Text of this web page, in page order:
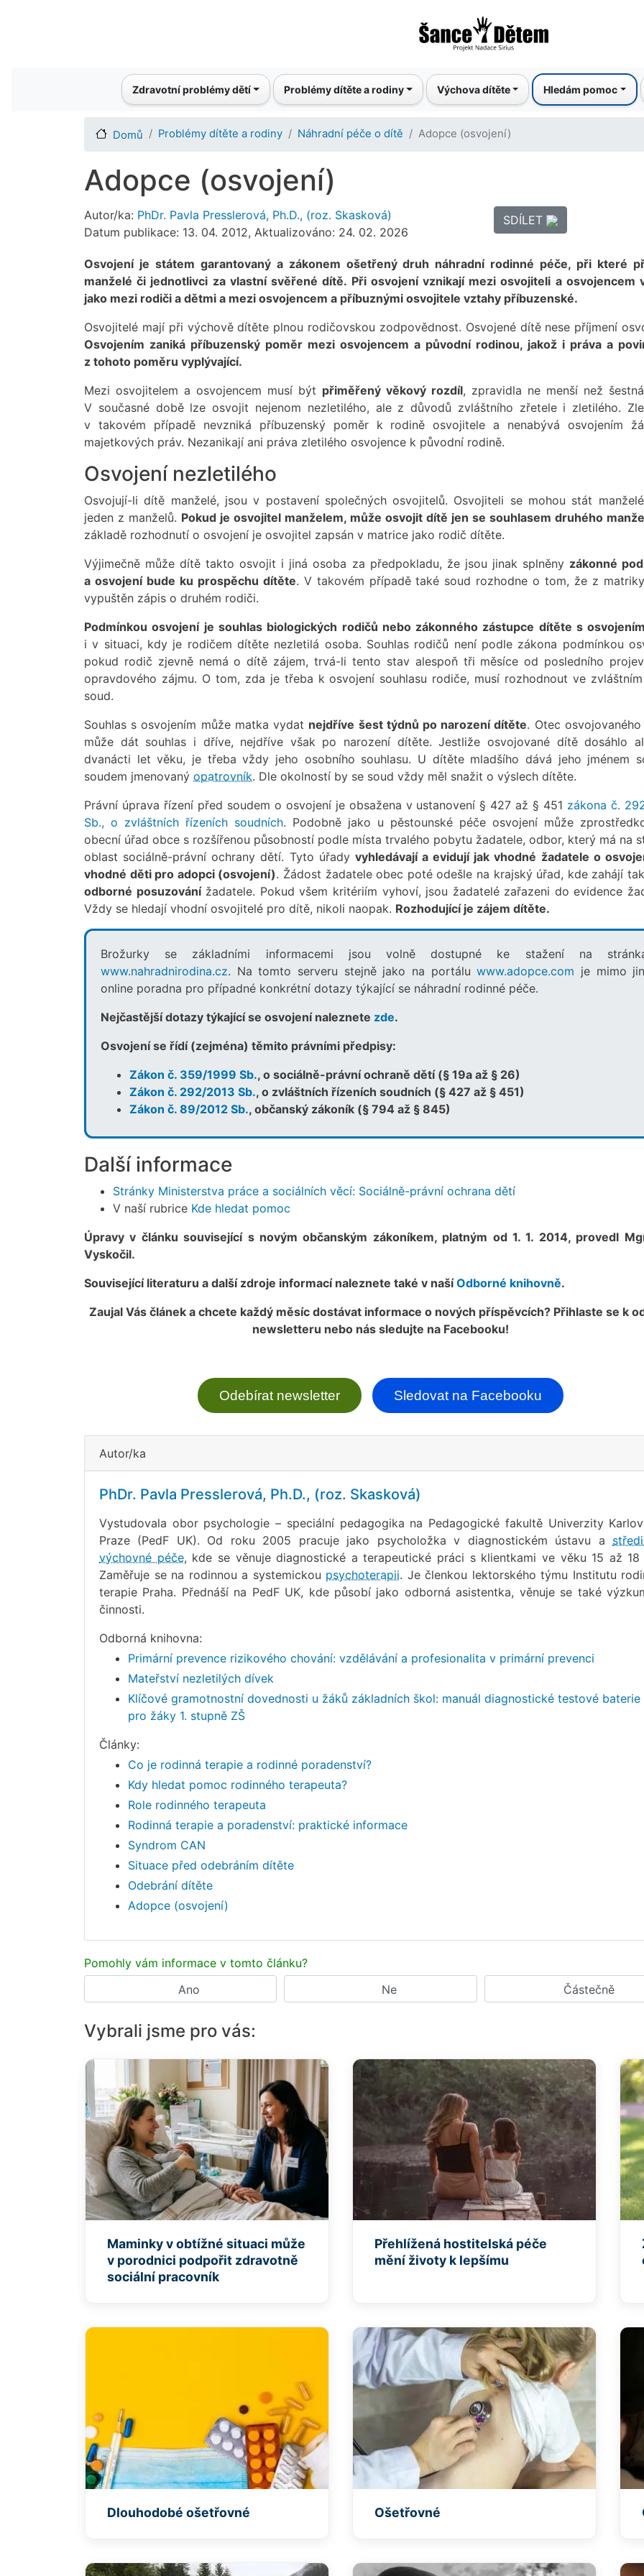
k
hlavnímu
Main navigationZdravotní problémy dětí Problémy dítěte a rodiny Výchova dítěte Hledám pomoc
Domů Problémy dítěte a rodiny Náhradní péče o dítě Adopce (osvojení)
Adopce (osvojení)
Autor/ka: PhDr. Pavla Presslerová, Ph.D., (roz. Skasková)
Datum publikace: 13. 04. 2012, Aktualizováno: 24. 02. 2026
SDÍLET
Osvojení je státem garantovaný a zákonem ošetřený druh náhradní rodinné péče, při které
manželé či jednotlivci za vlastní svěřené dítě. Při osvojení vznikají mezi osvojiteli a osvojencem
jako mezi rodiči a dětmi a mezi osvojencem a příbuznými osvojitele vztahy příbuzenské.
Osvojitelé mají při výchově dítěte plnou rodičovskou zodpovědnost. Osvojené dítě nese příjmení
Osvojením zaniká příbuzenský poměr mezi osvojencem a původní rodinou, jakož i práva a
z tohoto poměru vyplývající.
Mezi osvojitelem a osvojencem musí být přiměřený věkový rozdíl, zpravidla ne menší než
V současné době lze osvojit nejenom nezletilého, ale z důvodů zvláštního zřetele i zletilého.
v takovém případě nevzniká příbuzenský poměr k rodině osvojitele a nenabývá osvojením
majetkových práv. Nezanikají ani práva zletilého osvojence k původní rodině.
Osvojení nezletilého
Osvojují-li dítě manželé, jsou v postavení společných osvojitelů. Osvojiteli se mohou stát
jeden z manželů. Pokud je osvojitel manželem, může osvojit dítě jen se souhlasem druhého
základě rozhodnutí o osvojení je osvojitel zapsán v matrice jako rodič dítěte.
Výjimečně může dítě takto osvojit i jiná osoba za předpokladu, že jsou jinak splněny zákonné
a osvojení bude ku prospěchu dítěte. V takovém případě také soud rozhodne o tom, že z
vypuštěn zápis o druhém rodiči.
Podmínkou osvojení je souhlas biologických rodičů nebo zákonného zástupce dítěte s osvojením
i v situaci, kdy je rodičem dítěte nezletilá osoba. Souhlas rodičů není podle zákona podmínkou
pokud rodič zjevně nemá o dítě zájem, trvá-li tento stav alespoň tři měsíce od posledního
opravdového zájmu. O tom, zda je třeba k osvojení souhlasu rodiče, musí rozhodnout ve
soud.
Souhlas s osvojením může matka vydat nejdříve šest týdnů po narození dítěte. Otec
může dát souhlas i dříve, nejdříve však po narození dítěte. Jestliže osvojované dítě dosáhlo
dvanácti let věku, je třeba vždy jeho osobního souhlasu. U dítěte mladšího dává jeho jménem
soudem jmenovaný opatrovník. Dle okolností by se soud vždy měl snažit o výslech dítěte.
Právní úprava řízení před soudem o osvojení je obsažena v ustanovení § 427 až § 451 zákona č.
Sb., o zvláštních řízeních soudních. Podobně jako u pěstounské péče osvojení může
obecní úřad obce s rozšířenou působností podle místa trvalého pobytu žadatele, odbor, který má na
oblast sociálně-právní ochrany dětí. Tyto úřady vyhledávají a evidují jak vhodné žadatele o
vhodné děti pro adopci (osvojení). Žádost žadatele obec poté odešle na krajský úřad, kde zahájí
odborné posuzovánížadatele. Pokud všem kritériím vyhoví, jsou žadatelé zařazeni do evidence
Vždy se hledají vhodní osvojitelé pro dítě, nikoli naopak. Rozhodující je zájem dítěte.
Brožurky se základními informacemi jsou volně dostupné ke stažení na
www.nahradnirodina.cz. Na tomto serveru stejně jako na portáluwww.adopce.com je mimo
online poradna pro případné konkrétní dotazy týkající se náhradní rodinné péče.
Nejčastější dotazy týkající se osvojení naleznete zde.
Osvojení se řídí (zejména) těmito právními předpisy:
Zákon č. 359/1999 Sb., o sociálně-právní ochraně dětí (§ 19a až § 26)
Zákon č. 292/2013 Sb., o zvláštních řízeních soudních (§ 427 až § 451)
Zákon č. 89/2012 Sb., občanský zákoník (§ 794 až § 845)
Další informace
Stránky Ministerstva práce a sociálních věcí: Sociálně-právní ochrana dětí
V naší rubrice Kde hledat pomoc
Úpravy v článku související s novým občanským zákoníkem, platným od 1. 1. 2014, provedl
Vyskočil.
Související literaturu a další zdroje informací naleznete také v našíOdborné knihovně.
Zaujal Vás článek a chcete každý měsíc dostávat informace o nových příspěvcích? Přihlaste se k
newsletteru nebo nás sledujte na Facebooku!
Odebírat newsletter Sledovat na Facebooku
Autor/ka
PhDr. Pavla Presslerová, Ph.D., (roz. Skasková)
Vystudovala obor psychologie – speciální pedagogika na Pedagogické fakultě Univerzity
Praze (PedF UK). Od roku 2005 pracuje jako psycholožka v diagnostickém ústavu a
výchovné péče, kde se věnuje diagnostické a terapeutické práci s klientkami ve věku 15 až 18
Zaměřuje se na rodinnou a systemickou psychoterapii. Je členkou lektorského týmu Institutu
terapie Praha. Přednáší na PedF UK, kde působí jako odborná asistentka, věnuje se také
činnosti.
Odborná knihovna:
Primární prevence rizikového chování: vzdělávání a profesionalita v primární prevenci
Mateřství nezletilých dívek
Klíčové gramotnostní dovednosti u žáků základních škol: manuál diagnostické testové baterie
pro žáky 1. stupně ZŠ
Články:
Co je rodinná terapie a rodinné poradenství?
Kdy hledat pomoc rodinného terapeuta?
Role rodinného terapeuta
Rodinná terapie a poradenství: praktické informace
Syndrom CAN
Situace před odebráním dítěte
Odebrání dítěte
Adopce (osvojení)
Pomohly vám informace v tomto článku?
Ano
Ne Částečně
Vybrali jsme pro vás:
Maminky v obtížné situaci může
v porodnici podpořit zdravotně
sociální pracovník
Přehlížená hostitelská péče
mění životy k lepšímu
Dlouhodobé ošetřovné Ošetřovné